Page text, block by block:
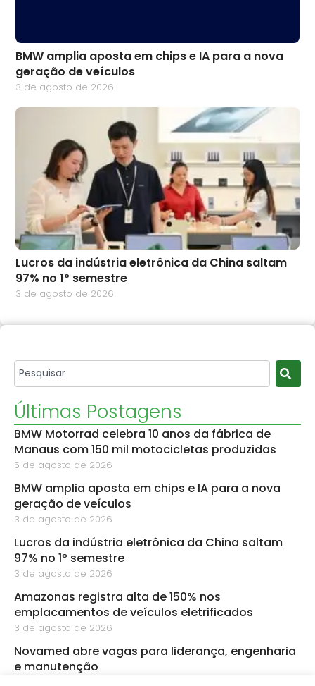
BMW amplia aposta em chips e IA para a nova
geração de veículos
3 de agosto de 2026
Lucros da indústria eletrônica da China saltam
97% no 1º semestre
3 de agosto de 2026
Últimas Postagens
BMW Motorrad celebra 10 anos da fábrica de
Manaus com 150 mil motocicletas produzidas
5 de agosto de 2026
BMW amplia aposta em chips e IA para a nova
geração de veículos
3 de agosto de 2026
Lucros da indústria eletrônica da China saltam
97% no 1º semestre
3 de agosto de 2026
Amazonas registra alta de 150% nos
emplacamentos de veículos eletrificados
3 de agosto de 2026
Novamed abre vagas para liderança, engenharia
e manutenção